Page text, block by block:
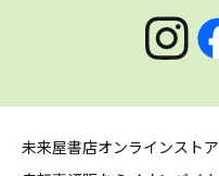
未来屋書店オンラインストア